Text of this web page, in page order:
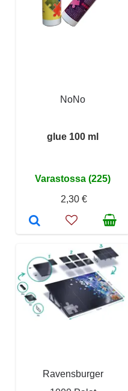
NoNo
glue 100 ml
Varastossa (225)
2,30 €
Ravensburger